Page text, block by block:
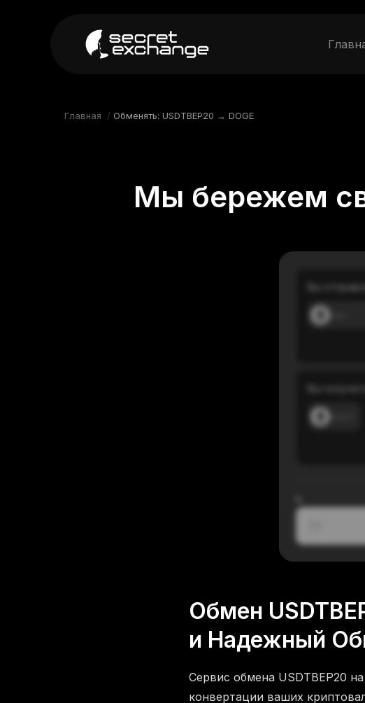
Главная / Обменять: USDTBEP20 → DOGE
Мы бережем
Вы
Обмен
и Надежный
Сервис обмена USDTBEP20
конвертации ваших